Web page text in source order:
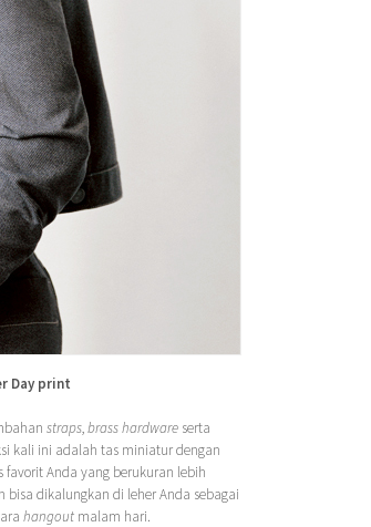
Day print
straps,brass hardware serta
kali ini adalah tas miniatur dengan
Anda yang berukuran lebih
dikalungkan di leher Anda sebagai
hangout malam hari.